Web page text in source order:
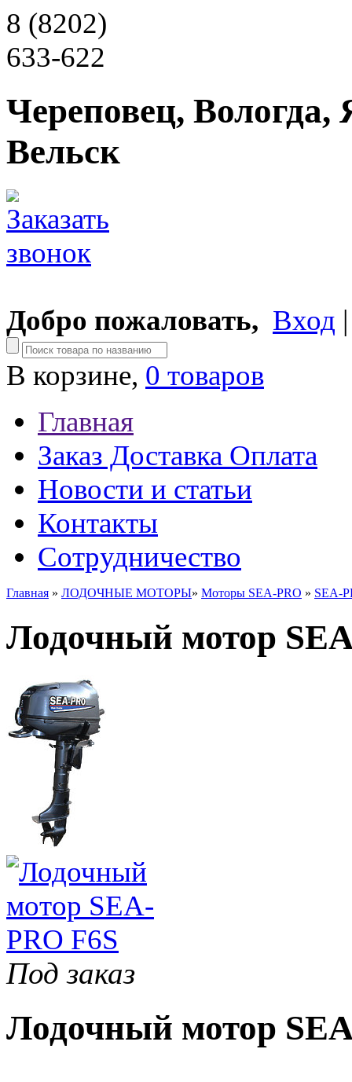
8 (8202)
633-622
Череповец, Вологда,
Вельск
Добро пожаловать, Вход
В корзине, 0 товаров
Главная
Заказ Доставка Оплата
Новости и статьи
Контакты
Сотрудничество
Главная » ЛОДОЧНЫЕ МОТОРЫ» Моторы SEA-PRO » SEA-
Лодочный мотор
Под заказ
Лодочный мотор